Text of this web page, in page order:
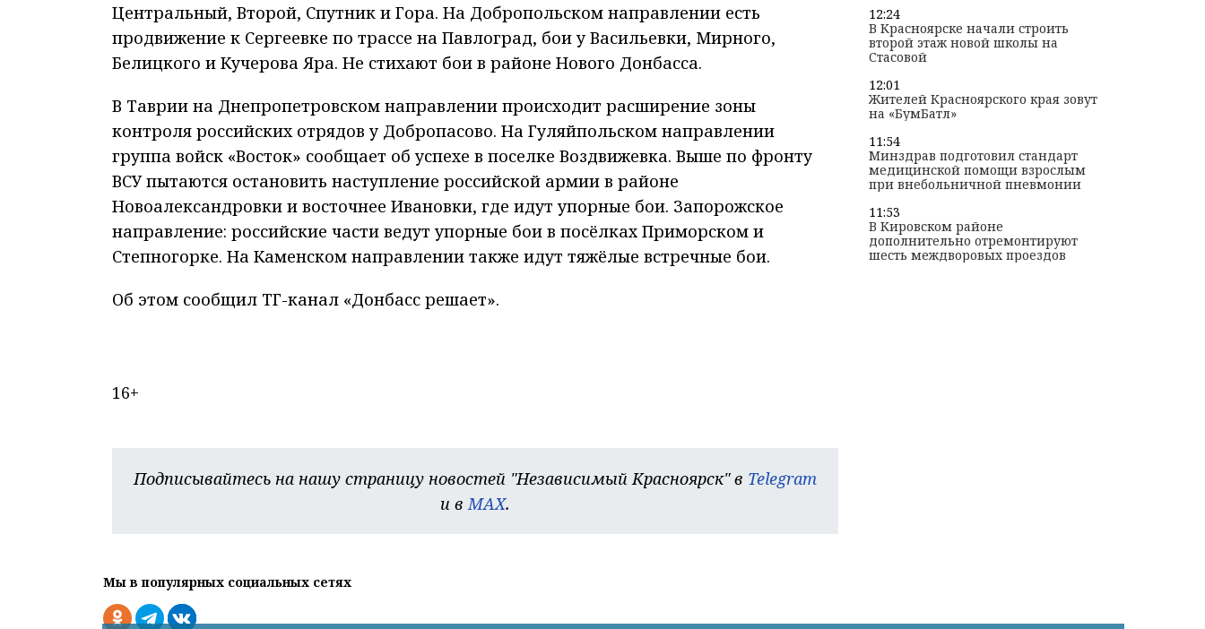
Центральный, Второй, Спутник и Гора. На Добропольском направлении есть
продвижение к Сергеевке по трассе на Павлоград, бои у Васильевки, Мирного,
Белицкого и Кучерова Яра. Не стихают бои в районе Нового Донбасса.
В Таврии на Днепропетровском направлении происходит расширение зоны
контроля российских отрядов у Добропасово. На Гуляйпольском направлении
группа войск «Восток» сообщает об успехе в поселке Воздвижевка. Выше по фронту
ВСУ пытаются остановить наступление российской армии в районе
Новоалександровки и восточнее Ивановки, где идут упорные бои. Запорожское
направление: российские части ведут упорные бои в посёлках Приморском и
Степногорке. На Каменском направлении также идут тяжёлые встречные бои.
Об этом сообщил ТГ-канал «Донбасс решает».
16+
Подписывайтесь на нашу страницу новостей "Независимый Красноярск" в Telegram
и вMAX.
Мы в популярных социальных сетях
12:24
В Красноярске начали строить
второй этаж новой школы на
Стасовой
12:01
Жителей Красноярского края зовут
на «БумБатл»
11:54
Минздрав подготовил стандарт
медицинской помощи взрослым
при внебольничной пневмонии
11:53
В Кировском районе
дополнительно отремонтируют
шесть междворовых проездов